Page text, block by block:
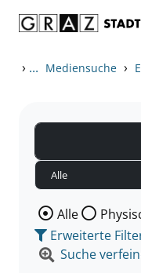
› ... Mediensuche ›
Wählen Sie die
Alle
Erweiterte
Suche